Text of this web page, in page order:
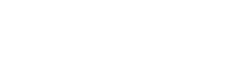
Coraasan construye parque solar de un megavatio para la planta